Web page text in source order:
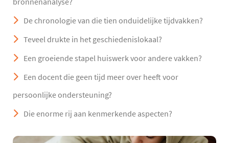
De chronologie van die tien onduidelijke tijdvakken?
Teveel drukte in het geschiedenislokaal?
Een groeiende stapel huiswerk voor andere vakken?
Een docent die geen tijd meer over heeft voor
persoonlijke ondersteuning?
Die enorme rij aan kenmerkende aspecten?